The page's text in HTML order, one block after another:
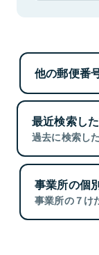
他の郵便番
最近検索し
過去に検索し
事業所の個
事業所の７け